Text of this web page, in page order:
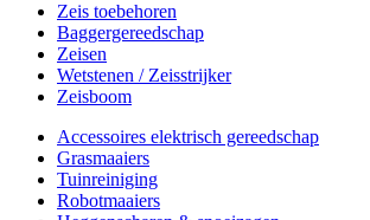
Zeis toebehoren
Baggergereedschap
Zeisen
Wetstenen / Zeisstrijker
Zeisboom
Accessoires elektrisch gereedschap
Grasmaaiers
Tuinreiniging
Robotmaaiers